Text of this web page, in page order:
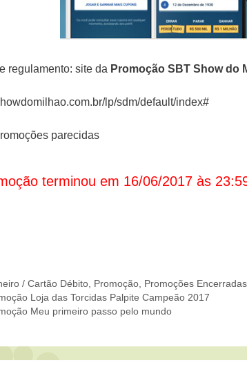
regulamento: site da Promoção SBT Show do
lp/sdm/default/index#
parecidas
terminou em 16/06/2017 às
/ Cartão Débito Promoção Promoções Encerradas
Loja das Torcidas Palpite Campeão 2017
Meu primeiro passo pelo mundo